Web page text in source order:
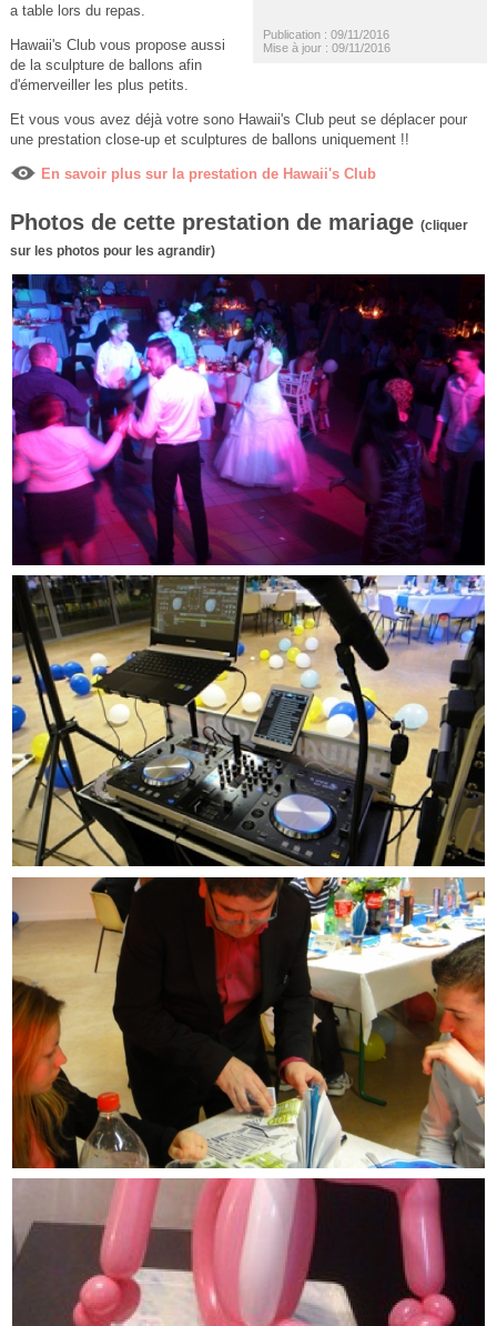
Publication : 09/11/2016
Mise à jour : 09/11/2016
a table lors du repas.
Hawaii's Club vous propose aussi
de la sculpture de ballons afin
d'émerveiller les plus petits.
Et vous vous avez déjà votre sono Hawaii's Club peut se déplacer pour
une prestation close-up et sculptures de ballons uniquement !!
En savoir plus sur la prestation de Hawaii's Club
Photos de cette prestation de mariage (cliquer
sur les photos pour les agrandir)